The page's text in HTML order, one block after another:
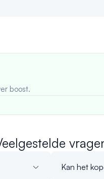
boost.
Kan het